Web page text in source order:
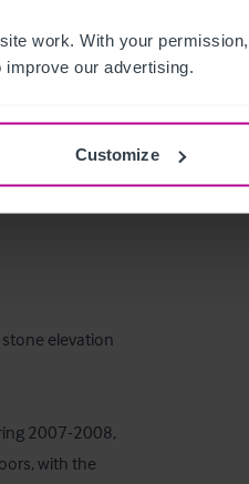
work. With your
improve our advertising.
Customize
elevation
2007-2008,
with the